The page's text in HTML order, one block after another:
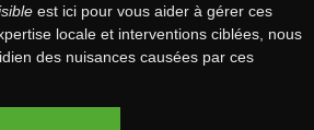
est ici pour vous aider à gérer ces
locale et interventions ciblées, nous
des nuisances causées par ces